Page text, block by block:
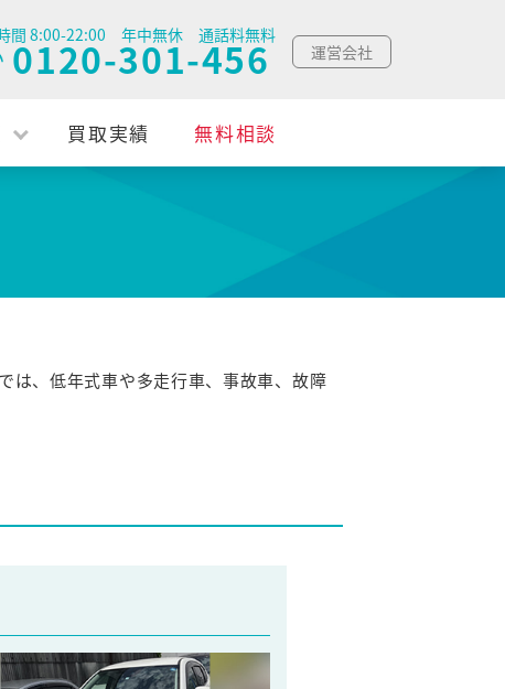
間 8:00-22:00 年中無休 通話料無料
0120-301-456 運営会社
買取実績 無料相談
は、低年式車や多走行車、事故車、故障